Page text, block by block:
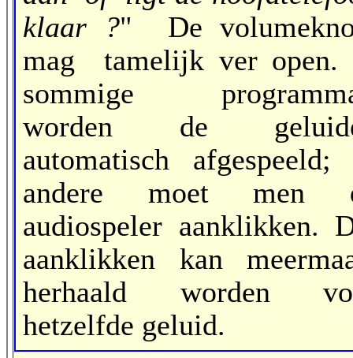
klaar ?" De
mag tamelijk ver open.
sommige
worden de
automatisch
andere moet men
audiospeler aanklikken.
aanklikken kan
herhaald worden
hetzelfde geluid.